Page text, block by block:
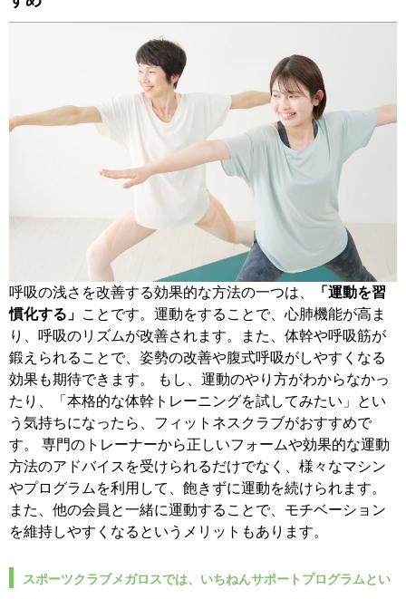
呼吸の浅さを改善する効果的な方法の一つは、
「運動を習
慣化する」 ことです。 運動をすることで、心肺機能が高ま
り、呼吸のリズムが改善されます。また、体幹や呼吸筋が
鍛えられることで、姿勢の改善や腹式呼吸がしやすくなる
効果も期待できます。
もし、運動のやり方がわからなかっ
たり、「本格的な体幹トレーニングを試してみたい」とい
う気持ちになったら、フィットネスクラブがおすすめで
す。 専門のトレーナーから正しいフォームや効果的な運動
方法のアドバイスを受けられるだけでなく、様々なマシン
やプログラムを利用して、飽きずに運動を続けられます。
また、他の会員と一緒に運動することで、モチベーション
を維持しやすくなるというメリットもあります。
スポーツクラブメガロスでは、いちねんサポートプログラムとい